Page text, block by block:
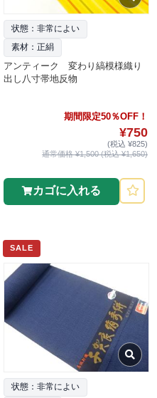
状態：非常によい
素材：正絹
アンティーク 変わり縞模様織り
出し八寸帯地反物
期間限定50％OFF！
¥750
(税込 ¥825)
通常価格 ¥1,500 (税込 ¥1,650)
カゴに入れる
SALE
状態：非常によい